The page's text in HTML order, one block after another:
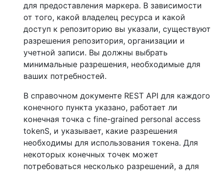
для предоставления маркера. В зависимости
от того, какой владелец ресурса и какой
доступ к репозиторию вы указали, существуют
разрешения репозитория, организации и
учетной записи. Вы должны выбрать
минимальные разрешения, необходимые для
ваших потребностей.
В справочном документе REST API для каждого
конечного пункта указано, работает ли
конечная точка с fine-grained personal access
tokenS, и указывает, какие разрешения
необходимы для использования токена. Для
некоторых конечных точек может
потребоваться несколько разрешений, а для